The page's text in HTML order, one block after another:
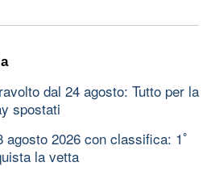
dal 24 agosto: Tutto per la
spostati
agosto 2026 con classifica: 1ﾟ
la vetta